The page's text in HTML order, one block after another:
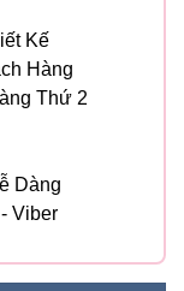
Kế
Hàng
Thứ 2
Dàng
Viber